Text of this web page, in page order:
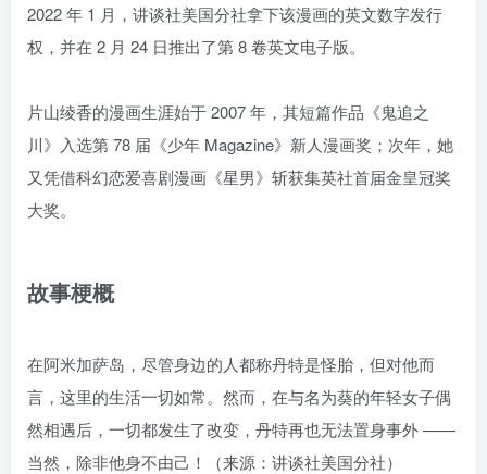
2022 年 1 月，讲谈社美国分社拿下该漫画的英文数字发行
权，并在 2 月 24 日推出了第 8 卷英文电子版。
片山绫香的漫画生涯始于 2007 年，其短篇作品《鬼追之
川》入选第 78 届《少年 Magazine》新人漫画奖；次年，她
又凭借科幻恋爱喜剧漫画《星男》斩获集英社首届金皇冠奖
大奖。
故事梗概
在阿米加萨岛，尽管身边的人都称丹特是怪胎，但对他而
言，这里的生活一切如常。然而，在与名为葵的年轻女子偶
然相遇后，一切都发生了改变，丹特再也无法置身事外 ——
当然，除非他身不由己！（来源：讲谈社美国分社）